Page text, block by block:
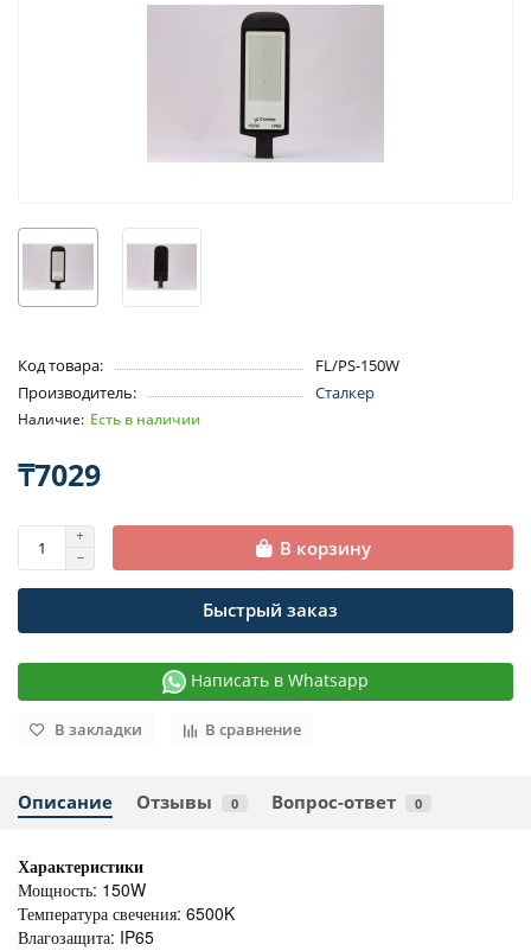
Код товара:
FL/PS-150W
Производитель:
Сталкер
Есть в наличии
₸7029
В корзину
Быстрый заказ
Написать в Whatsapp
В закладки В сравнение
Описание Отзывы 0 Вопрос-ответ 0
Характеристики
Мощность: 150W
Температура свечения: 6500K
Влагозащита: IP65